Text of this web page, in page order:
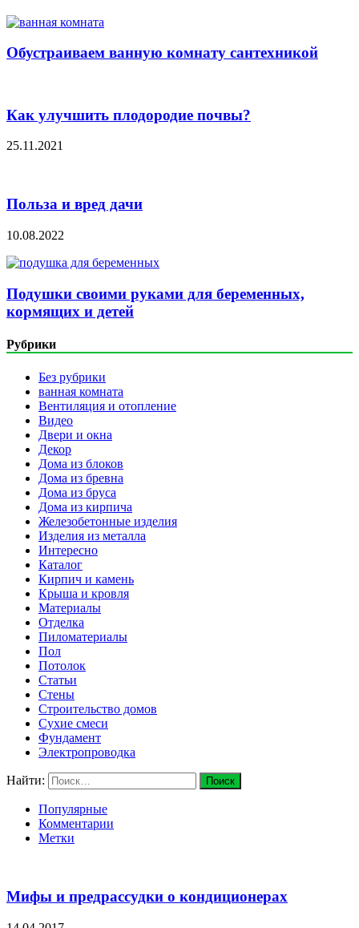
Обустраиваем ванную комнату сантехникой
Как улучшить плодородие почвы?
25.11.2021
Польза и вред дачи
10.08.2022
Подушки своими руками для беременных,
кормящих и детей
Рубрики
Без рубрики
ванная комната
Вентиляция и отопление
Видео
Двери и окна
Декор
Дома из блоков
Дома из бревна
Дома из бруса
Дома из кирпича
Железобетонные изделия
Изделия из металла
Интересно
Каталог
Кирпич и камень
Крыша и кровля
Материалы
Отделка
Пиломатериалы
Пол
Потолок
Статьи
Стены
Строительство домов
Сухие смеси
Фундамент
Электропроводка
Найти:
Популярные
Комментарии
Метки
Мифы и предрассудки о кондиционерах